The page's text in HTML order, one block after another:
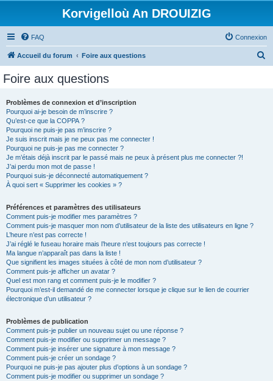
Korvigelloù An DROUIZIG
FAQ Connexion
Accueil du forum Foire aux questions
Foire aux questions
Problèmes de connexion et d’inscription
Pourquoi ai-je besoin de m’inscrire ?
Qu’est-ce que la COPPA ?
Pourquoi ne puis-je pas m’inscrire ?
Je suis inscrit mais je ne peux pas me connecter !
Pourquoi ne puis-je pas me connecter ?
Je m’étais déjà inscrit par le passé mais ne peux à présent plus me connecter ?!
J’ai perdu mon mot de passe !
Pourquoi suis-je déconnecté automatiquement ?
À quoi sert « Supprimer les cookies » ?
Préférences et paramètres des utilisateurs
Comment puis-je modifier mes paramètres ?
Comment puis-je masquer mon nom d’utilisateur de la liste des utilisateurs en ligne ?
L’heure n’est pas correcte !
J’ai réglé le fuseau horaire mais l’heure n’est toujours pas correcte !
Ma langue n’apparaît pas dans la liste !
Que signifient les images situées à côté de mon nom d’utilisateur ?
Comment puis-je afficher un avatar ?
Quel est mon rang et comment puis-je le modifier ?
Pourquoi m’est-il demandé de me connecter lorsque je clique sur le lien de courrier
électronique d’un utilisateur ?
Problèmes de publication
Comment puis-je publier un nouveau sujet ou une réponse ?
Comment puis-je modifier ou supprimer un message ?
Comment puis-je insérer une signature à mon message ?
Comment puis-je créer un sondage ?
Pourquoi ne puis-je pas ajouter plus d’options à un sondage ?
Comment puis-je modifier ou supprimer un sondage ?